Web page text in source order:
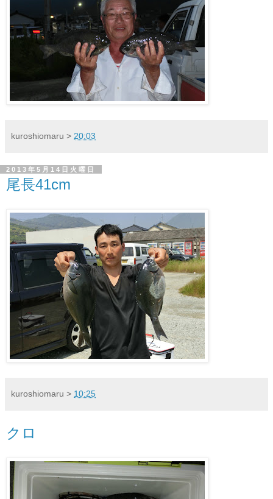
kuroshiomaru > 20:03
2013年5月14日火曜日
尾長41cm
kuroshiomaru > 10:25
クロ